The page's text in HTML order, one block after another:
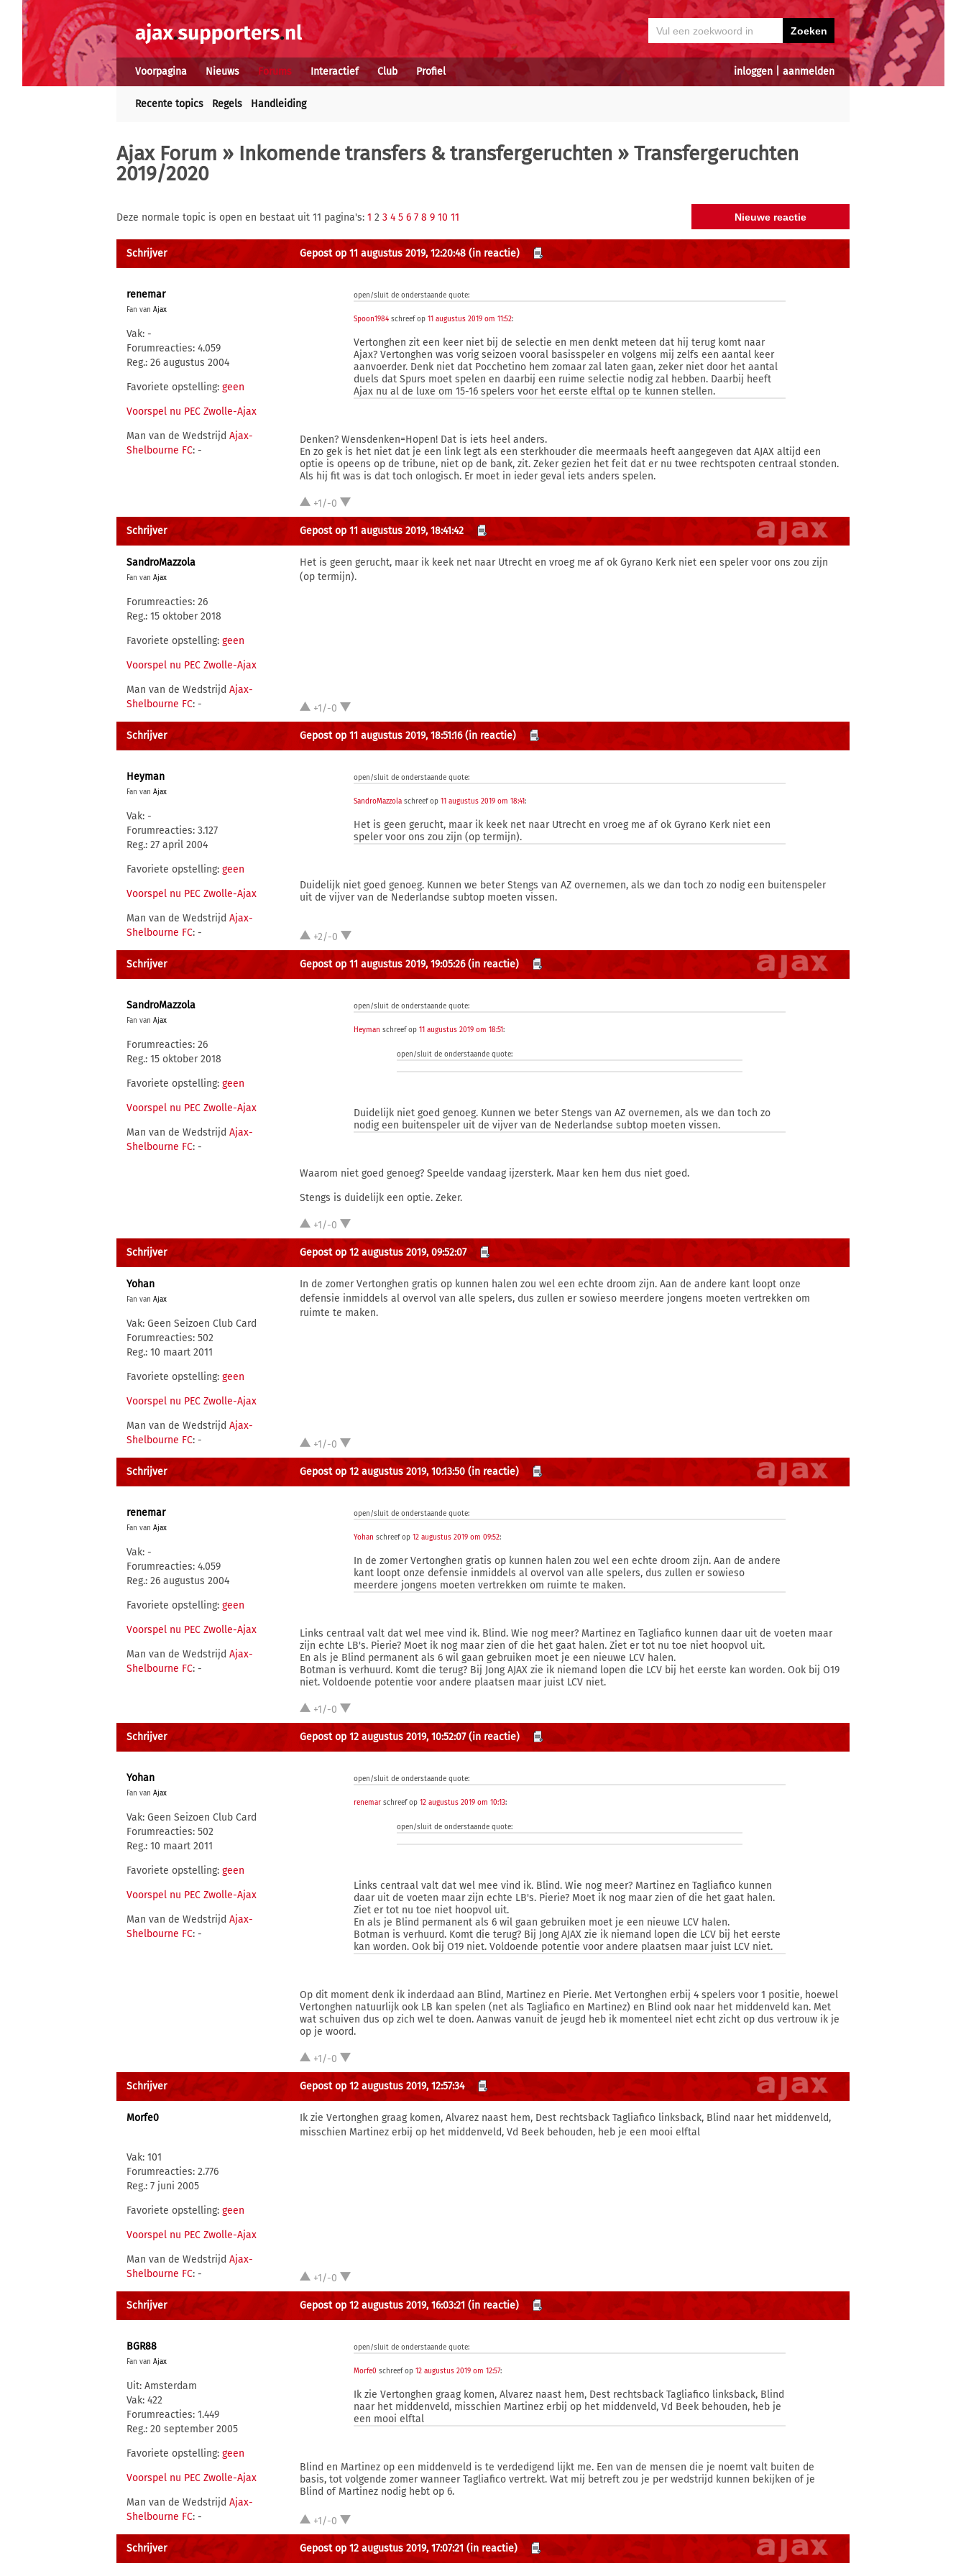
inloggen aanmelden
Voorpagina Nieuws Forums Interactief Club Profiel
Recente topics Regels Handleiding
Ajax Forum » Inkomende transfers & transfergeruchten » Transfergeruchten
2019/2020
Deze normale topic is open en bestaat uit 11 pagina's: 1 2 3 4 5 6 7 8 9 10 11
Schrijver Gepost op 11 augustus 2019, 12:20:48 (in reactie)
renemar
Fan van Ajax
Vak: -
Forumreacties: 4.059
Reg.: 26 augustus 2004
Favoriete opstelling: geen
Voorspel nu PEC Zwolle-Ajax
Man van de Wedstrijd Ajax-
Shelbourne FC: -
open/sluit de onderstaande quote:
Spoon1984 schreef op11 augustus 2019 om 11:52:
Vertonghen zit een keer niet bij de selectie en men denkt meteen dat hij terug komt naar
Ajax? Vertonghen was vorig seizoen vooral basisspeler en volgens mij zelfs een aantal keer
aanvoerder. Denk niet dat Pocchetino hem zomaar zal laten gaan, zeker niet door het aantal
duels dat Spurs moet spelen en daarbij een ruime selectie nodig zal hebben. Daarbij heeft
Ajax nu al de luxe om 15-16 spelers voor het eerste elftal op te kunnen stellen.
Denken? Wensdenken=Hopen! Dat is iets heel anders.
En zo gek is het niet dat je een link legt als een sterkhouder die meermaals heeft aangegeven dat AJAX altijd een
optie is opeens op de tribune, niet op de bank, zit. Zeker gezien het feit dat er nu twee rechtspoten centraal stonden.
Als hij fit was is dat toch onlogisch. Er moet in ieder geval iets anders spelen.
+1/-0
Schrijver Gepost op 11 augustus 2019, 18:41:42
SandroMazzola
Fan van Ajax
Forumreacties: 26
Reg.: 15 oktober 2018
Favoriete opstelling: geen
Voorspel nu PEC Zwolle-Ajax
Man van de Wedstrijd Ajax-
Shelbourne FC: -
Het is geen gerucht, maar ik keek net naar Utrecht en vroeg me af ok Gyrano Kerk niet een speler voor ons zou zijn
(op termijn).
+1/-0
Schrijver Gepost op 11 augustus 2019, 18:51:16 (in reactie)
Heyman
Fan van Ajax
Vak: -
Forumreacties: 3.127
Reg.: 27 april 2004
Favoriete opstelling: geen
Voorspel nu PEC Zwolle-Ajax
Man van de Wedstrijd Ajax-
Shelbourne FC: -
open/sluit de onderstaande quote:
SandroMazzola schreef op11 augustus 2019 om 18:41:
Het is geen gerucht, maar ik keek net naar Utrecht en vroeg me af ok Gyrano Kerk niet een
speler voor ons zou zijn (op termijn).
Duidelijk niet goed genoeg. Kunnen we beter Stengs van AZ overnemen, als we dan toch zo nodig een buitenspeler
uit de vijver van de Nederlandse subtop moeten vissen.
+2/-0
Schrijver Gepost op 11 augustus 2019, 19:05:26 (in reactie)
SandroMazzola
Fan van Ajax
Forumreacties: 26
Reg.: 15 oktober 2018
Favoriete opstelling: geen
Voorspel nu PEC Zwolle-Ajax
Man van de Wedstrijd Ajax-
Shelbourne FC: -
open/sluit de onderstaande quote:
Heyman schreef op11 augustus 2019 om 18:51:
open/sluit de onderstaande quote:
Duidelijk niet goed genoeg. Kunnen we beter Stengs van AZ overnemen, als we dan toch zo
nodig een buitenspeler uit de vijver van de Nederlandse subtop moeten vissen.
Waarom niet goed genoeg? Speelde vandaag ijzersterk. Maar ken hem dus niet goed.
Stengs is duidelijk een optie. Zeker.
+1/-0
Schrijver Gepost op 12 augustus 2019, 09:52:07
Yohan
Fan van Ajax
Vak: Geen Seizoen Club Card
Forumreacties: 502
Reg.: 10 maart 2011
Favoriete opstelling: geen
Voorspel nu PEC Zwolle-Ajax
Man van de Wedstrijd Ajax-
Shelbourne FC: -
In de zomer Vertonghen gratis op kunnen halen zou wel een echte droom zijn. Aan de andere kant loopt onze
defensie inmiddels al overvol van alle spelers, dus zullen er sowieso meerdere jongens moeten vertrekken om
ruimte te maken.
+1/-0
Schrijver Gepost op 12 augustus 2019, 10:13:50 (in reactie)
renemar
Fan van Ajax
Vak: -
Forumreacties: 4.059
Reg.: 26 augustus 2004
Favoriete opstelling: geen
Voorspel nu PEC Zwolle-Ajax
Man van de Wedstrijd Ajax-
Shelbourne FC: -
open/sluit de onderstaande quote:
Yohan schreef op12 augustus 2019 om 09:52:
In de zomer Vertonghen gratis op kunnen halen zou wel een echte droom zijn. Aan de andere
kant loopt onze defensie inmiddels al overvol van alle spelers, dus zullen er sowieso
meerdere jongens moeten vertrekken om ruimte te maken.
Links centraal valt dat wel mee vind ik. Blind. Wie nog meer? Martinez en Tagliafico kunnen daar uit de voeten maar
zijn echte LB's. Pierie? Moet ik nog maar zien of die het gaat halen. Ziet er tot nu toe niet hoopvol uit.
En als je Blind permanent als 6 wil gaan gebruiken moet je een nieuwe LCV halen.
Botman is verhuurd. Komt die terug? Bij Jong AJAX zie ik niemand lopen die LCV bij het eerste kan worden. Ook bij O19
niet. Voldoende potentie voor andere plaatsen maar juist LCV niet.
+1/-0
Schrijver Gepost op 12 augustus 2019, 10:52:07 (in reactie)
Yohan
Fan van Ajax
Vak: Geen Seizoen Club Card
Forumreacties: 502
Reg.: 10 maart 2011
Favoriete opstelling: geen
Voorspel nu PEC Zwolle-Ajax
Man van de Wedstrijd Ajax-
Shelbourne FC: -
open/sluit de onderstaande quote:
renemar schreef op12 augustus 2019 om 10:13:
open/sluit de onderstaande quote:
Links centraal valt dat wel mee vind ik. Blind. Wie nog meer? Martinez en Tagliafico kunnen
daar uit de voeten maar zijn echte LB's. Pierie? Moet ik nog maar zien of die het gaat halen.
Ziet er tot nu toe niet hoopvol uit.
En als je Blind permanent als 6 wil gaan gebruiken moet je een nieuwe LCV halen.
Botman is verhuurd. Komt die terug? Bij Jong AJAX zie ik niemand lopen die LCV bij het eerste
kan worden. Ook bij O19 niet. Voldoende potentie voor andere plaatsen maar juist LCV niet.
Op dit moment denk ik inderdaad aan Blind, Martinez en Pierie. Met Vertonghen erbij 4 spelers voor 1 positie, hoewel
Vertonghen natuurlijk ook LB kan spelen (net als Tagliafico en Martinez) en Blind ook naar het middenveld kan. Met
wat schuiven dus op zich wel te doen. Aanwas vanuit de jeugd heb ik momenteel niet echt zicht op dus vertrouw ik je
op je woord.
+1/-0
Schrijver Gepost op 12 augustus 2019, 12:57:34
Morfe0
Vak: 101
Forumreacties: 2.776
Reg.: 7 juni 2005
Favoriete opstelling: geen
Voorspel nu PEC Zwolle-Ajax
Man van de Wedstrijd Ajax-
Shelbourne FC: -
Ik zie Vertonghen graag komen, Alvarez naast hem, Dest rechtsback Tagliafico linksback, Blind naar het middenveld,
misschien Martinez erbij op het middenveld, Vd Beek behouden, heb je een mooi elftal
+1/-0
Schrijver Gepost op 12 augustus 2019, 16:03:21 (in reactie)
BGR88
Fan van Ajax
Uit: Amsterdam
Vak: 422
Forumreacties: 1.449
Reg.: 20 september 2005
Favoriete opstelling: geen
Voorspel nu PEC Zwolle-Ajax
Man van de Wedstrijd Ajax-
Shelbourne FC: -
open/sluit de onderstaande quote:
Morfe0 schreef op12 augustus 2019 om 12:57:
Ik zie Vertonghen graag komen, Alvarez naast hem, Dest rechtsback Tagliafico linksback, Blind
naar het middenveld, misschien Martinez erbij op het middenveld, Vd Beek behouden, heb je
een mooi elftal
Blind en Martinez op een middenveld is te verdedigend lijkt me. Een van de mensen die je noemt valt buiten de
basis, tot volgende zomer wanneer Tagliafico vertrekt. Wat mij betreft zou je per wedstrijd kunnen bekijken of je
Blind of Martinez nodig hebt op 6.
+1/-0
Schrijver Gepost op 12 augustus 2019, 17:07:21 (in reactie)